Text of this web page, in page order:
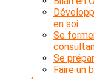
en soi
Se
Se
Faire un